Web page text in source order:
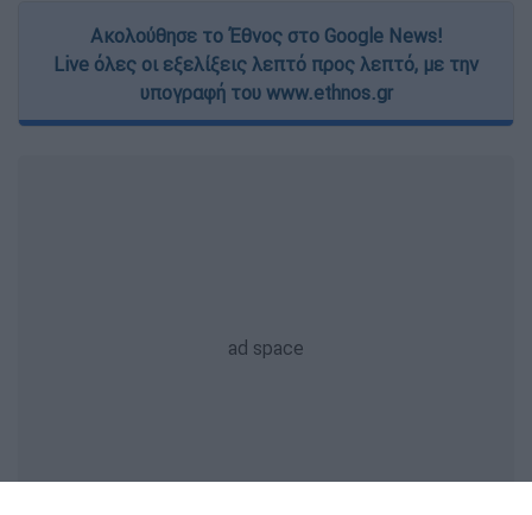
Ακολούθησε το Έθνος στο Google News!
Live όλες οι εξελίξεις λεπτό προς λεπτό, με την
υπογραφή του www.ethnos.gr